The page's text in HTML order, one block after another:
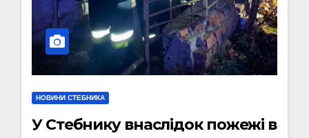
НОВИНИ СТЕБНИКА
У Стебнику внаслідок пожежі в